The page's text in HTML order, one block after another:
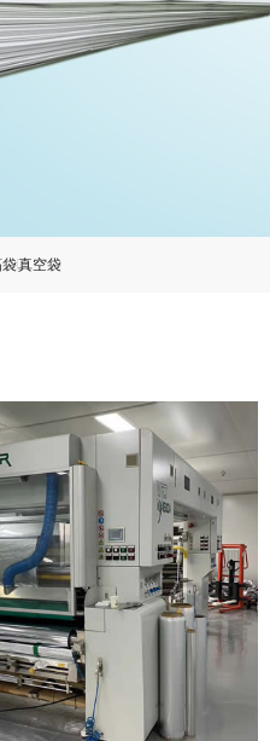
袋真空袋